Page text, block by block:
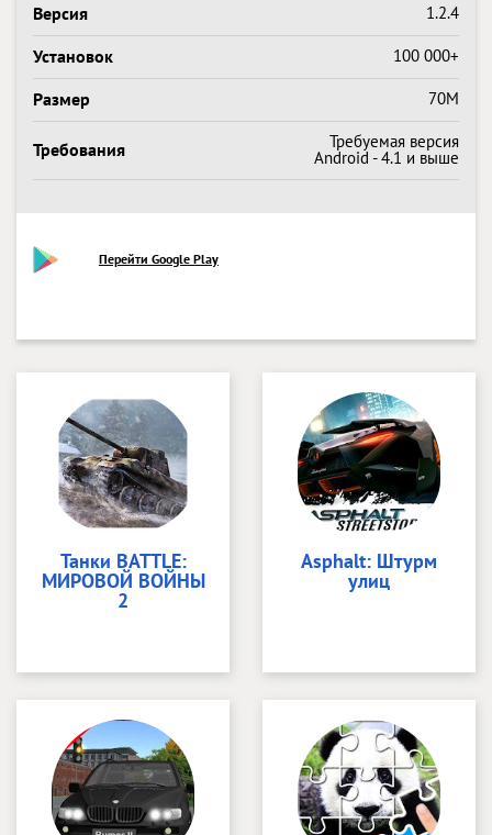
Версия 1.2.4
Установок 100 000+
Размер 70M
Требования Требуемая версия
Android - 4.1 и выше
Перейти Google Play
Танки BATTLE:
МИРОВОЙ ВОЙНЫ
2
Asphalt: Штурм
улиц